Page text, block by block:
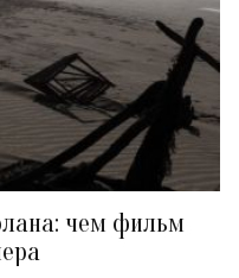
чем фильм